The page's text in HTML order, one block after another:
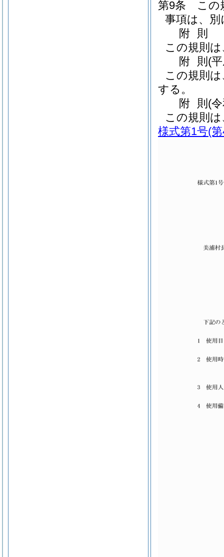
第9条
この
事項は、
附 則
この規則
附 則 (
この規則
する。
附 則 (
この規則
様式第1号(